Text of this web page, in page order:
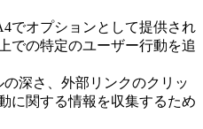
でオプションとして提供され
での特定のユーザー行動を追
深さ、外部リンクのクリッ
に関する情報を収集するため